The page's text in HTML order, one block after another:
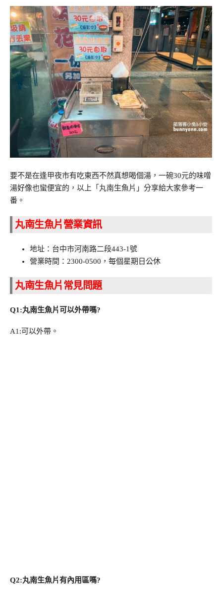
要不是在逢甲夜市有吃東西不然真想喝個湯，一碗30元的味噌
湯好像也蠻便宜的，以上「丸南生魚片」分享給大家參考一
番。
丸南生魚片營業資訊
地址：台中市河南路二段443-1號
營業時間：2300-0500，每個星期日公休
丸南生魚片常見問題
Q1:丸南生魚片可以外帶嗎?
A1:可以外帶。
Q2:丸南生魚片有內用區嗎?